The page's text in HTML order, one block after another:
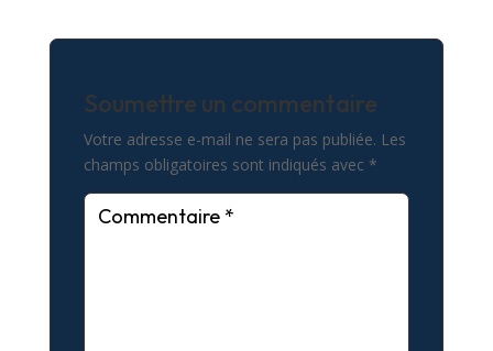
Soumettre un commentaire
Votre adresse e-mail ne sera pas publiée. Les
champs obligatoires sont indiqués avec *